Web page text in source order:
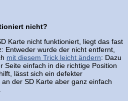
nicht?
Karte nicht funktioniert, liegt das fast
Entweder wurde der nicht entfernt,
mit diesem Trick leicht ändern: Dazu
Seite einfach in die richtige Position
lässt sich ein defekter
der SD Karte aber ganz einfach